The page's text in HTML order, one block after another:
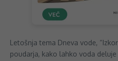
Letošnja tema Dneva vode,
poudarja, kako lahko voda